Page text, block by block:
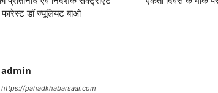
डॉ ज्यूलियट बाओ
admin
https://pahadkhabarsaar.com